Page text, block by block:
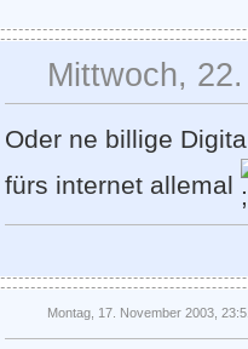
Mittwoch,
Oder ne billige
fürs internet allemal
Montag, 17. November 2003,